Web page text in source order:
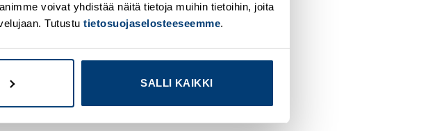
voivat yhdistää näitä tietoja muihin tietoihin, joita
Tutustu tietosuojaselosteeseemme.
SALLI KAIKKI